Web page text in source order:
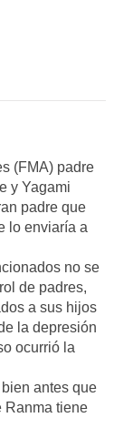
(FMA) padre
y Yagami
padre que
lo enviaría a
no se
de padres,
a sus hijos
la depresión
ocurrió la
antes que
Ranma tiene